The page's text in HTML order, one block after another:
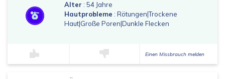
Alter : 54 Jahre
Hautprobleme : Rötungen|Trockene
Haut|Große Poren|Dunkle Flecken
Einen Missbrauch melden